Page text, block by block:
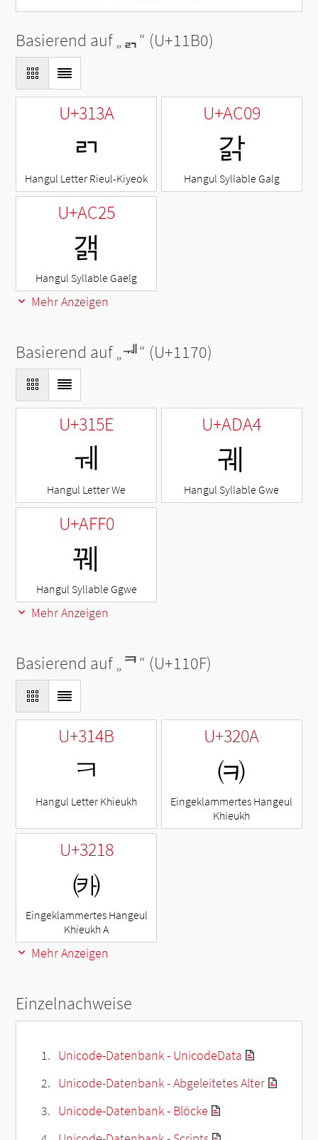
Basierend auf „ᆰ“ (U+11B0)
U+313A
ㄺ
Hangul Letter Rieul-Kiyeok
U+AC09
갉
Hangul Syllable Galg
U+AC25
갥
Hangul Syllable Gaelg
Mehr Anzeigen
Basierend auf „ᅰ“ (U+1170)
U+315E
ㅞ
Hangul Letter We
U+ADA4
궤
Hangul Syllable Gwe
U+AFF0
꿰
Hangul Syllable Ggwe
Mehr Anzeigen
Basierend auf „ᄏ“ (U+110F)
U+314B
ㅋ
Hangul Letter Khieukh
U+320A
㈊
Eingeklammertes Hangeul
Khieukh
U+3218
㈘
Eingeklammertes Hangeul
Khieukh A
Mehr Anzeigen
Einzelnachweise
Unicode-Datenbank - UnicodeData
Unicode-Datenbank - Abgeleitetes Alter
Unicode-Datenbank - Blöcke